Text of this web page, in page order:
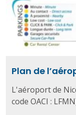
Plan de
L'aéroport de
code OACI :